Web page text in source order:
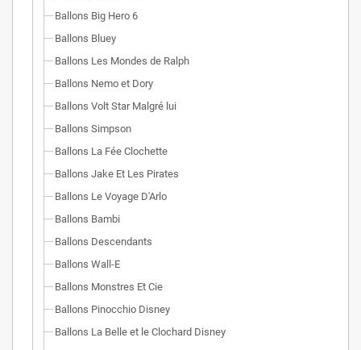
Ballons Big Hero 6
Ballons Bluey
Ballons Les Mondes de Ralph
Ballons Nemo et Dory
Ballons Volt Star Malgré lui
Ballons Simpson
Ballons La Fée Clochette
Ballons Jake Et Les Pirates
Ballons Le Voyage D'Arlo
Ballons Bambi
Ballons Descendants
Ballons Wall-E
Ballons Monstres Et Cie
Ballons Pinocchio Disney
Ballons La Belle et le Clochard Disney